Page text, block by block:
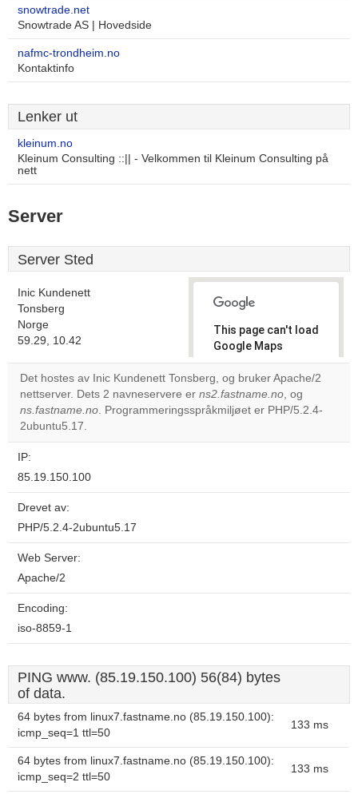
snowtrade.net
Snowtrade AS | Hovedside
nafmc-trondheim.no
Kontaktinfo
Lenker ut
kleinum.no
Kleinum Consulting ::|| - Velkommen til Kleinum Consulting på
nett
Server
Server Sted
Inic Kundenett
Tonsberg
Norge
59.29, 10.42
This page can't load
Google Maps
correctly.
Do you
own this
OK
Det hostes av Inic Kundenett Tonsberg, og bruker Apache/2
nettserver. Dets 2 navneservere er ns2.fastname.no, og
ns.fastname.no. Programmeringsspråkmiljøet er PHP/5.2.4-
2ubuntu5.17.
IP:
85.19.150.100
Drevet av:
PHP/5.2.4-2ubuntu5.17
Web Server:
Apache/2
Encoding:
iso-8859-1
PING www. (85.19.150.100) 56(84) bytes
of data.
64 bytes from linux7.fastname.no (85.19.150.100):
icmp_seq=1 ttl=50
133 ms
64 bytes from linux7.fastname.no (85.19.150.100):
icmp_seq=2 ttl=50
133 ms